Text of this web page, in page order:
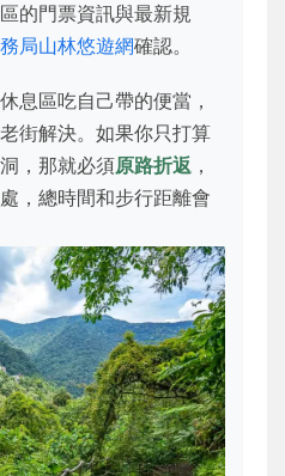
的門票資訊與最新規
局山林悠遊網確認。
息區吃自己帶的便當，
街解決。如果你只打算
，那就必須原路折返 ，
，總時間和步行距離會